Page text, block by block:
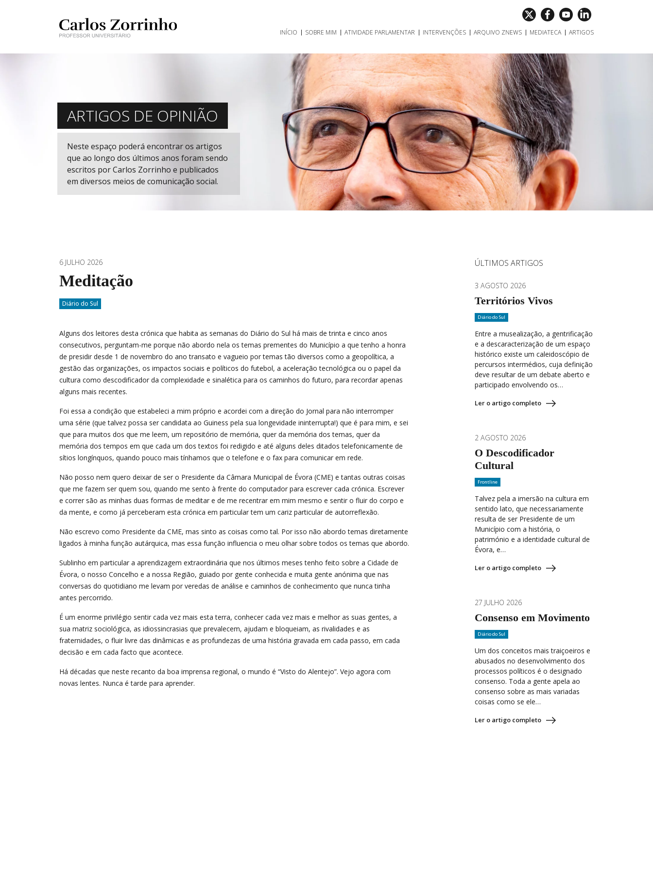
INÍCIO SOBRE MIM ATIVIDADE PARLAMENTAR INTERVENÇÕES ARQUIVO ZNEWS MEDIATECA ARTIGOS
ARTIGOS DE OPINIÃO
Neste espaço poderá encontrar os artigos
que ao longo dos últimos anos foram sendo
escritos por Carlos Zorrinho e publicados
em diversos meios de comunicação social.
6 JULHO 2026
Meditação
Diário do Sul
Alguns dos leitores desta crónica que habita as semanas do Diário do Sul há mais de trinta e cinco anos
consecutivos, perguntam-me porque não abordo nela os temas prementes do Município a que tenho a honra
de presidir desde 1 de novembro do ano transato e vagueio por temas tão diversos como a geopolítica, a
gestão das organizações, os impactos sociais e políticos do futebol, a aceleração tecnológica ou o papel da
cultura como descodificador da complexidade e sinalética para os caminhos do futuro, para recordar apenas
alguns mais recentes.
Foi essa a condição que estabeleci a mim próprio e acordei com a direção do Jornal para não interromper
uma série (que talvez possa ser candidata ao Guiness pela sua longevidade ininterrupta!) que é para mim, e sei
que para muitos dos que me leem, um repositório de memória, quer da memória dos temas, quer da
memória dos tempos em que cada um dos textos foi redigido e até alguns deles ditados telefonicamente de
sítios longínquos, quando pouco mais tínhamos que o telefone e o fax para comunicar em rede.
Não posso nem quero deixar de ser o Presidente da Câmara Municipal de Évora (CME) e tantas outras coisas
que me fazem ser quem sou, quando me sento à frente do computador para escrever cada crónica. Escrever
e correr são as minhas duas formas de meditar e de me recentrar em mim mesmo e sentir o fluir do corpo e
da mente, e como já perceberam esta crónica em particular tem um cariz particular de autorreflexão.
Não escrevo como Presidente da CME, mas sinto as coisas como tal. Por isso não abordo temas diretamente
ligados à minha função autárquica, mas essa função influencia o meu olhar sobre todos os temas que abordo.
Sublinho em particular a aprendizagem extraordinária que nos últimos meses tenho feito sobre a Cidade de
Évora, o nosso Concelho e a nossa Região, guiado por gente conhecida e muita gente anónima que nas
conversas do quotidiano me levam por veredas de análise e caminhos de conhecimento que nunca tinha
antes percorrido.
É um enorme privilégio sentir cada vez mais esta terra, conhecer cada vez mais e melhor as suas gentes, a
sua matriz sociológica, as idiossincrasias que prevalecem, ajudam e bloqueiam, as rivalidades e as
fraternidades, o fluir livre das dinâmicas e as profundezas de uma história gravada em cada passo, em cada
decisão e em cada facto que acontece.
Há décadas que neste recanto da boa imprensa regional, o mundo é “Visto do Alentejo”. Vejo agora com
novas lentes. Nunca é tarde para aprender.
ÚLTIMOS ARTIGOS
3 AGOSTO 2026
Territórios Vivos
Diário do Sul
Entre a musealização, a gentrificação
e a descaracterização de um espaço
histórico existe um caleidoscópio de
percursos intermédios, cuja definição
deve resultar de um debate aberto e
participado envolvendo os…
Ler o artigo completo
2 AGOSTO 2026
O Descodificador
Cultural
Frontline
Talvez pela a imersão na cultura em
sentido lato, que necessariamente
resulta de ser Presidente de um
Município com a história, o
património e a identidade cultural de
Évora, e…
Ler o artigo completo
27 JULHO 2026
Consenso em Movimento
Diário do Sul
Um dos conceitos mais traiçoeiros e
abusados no desenvolvimento dos
processos políticos é o designado
consenso. Toda a gente apela ao
consenso sobre as mais variadas
coisas como se ele…
Ler o artigo completo